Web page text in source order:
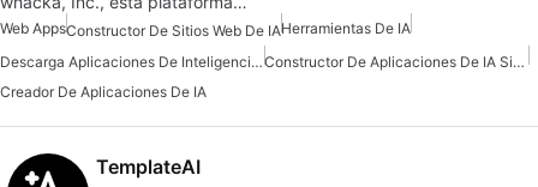
Web AppsConstructor De Sitios Web De IAHerramientas De IA
Descarga Aplicaciones De Inteligencia Artificial (IA)
Constructor De Aplicaciones De IA Sin Código
Creador De Aplicaciones De IA
TemplateAI